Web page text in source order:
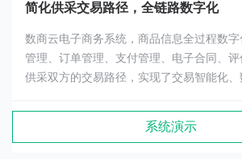
简化供采交易路径，全链路数字化
数商云电子商务系统，商品信息全过程数
管理、订单管理、支付管理、电子合同、
供采双方的交易路径，实现了交易智能化、
系统演示